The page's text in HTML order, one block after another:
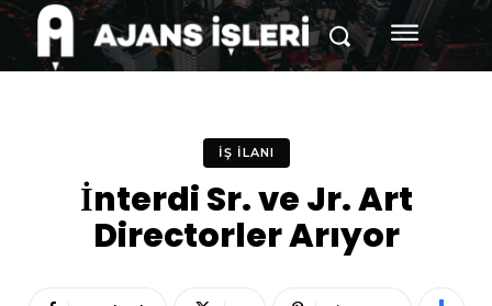
İŞ İLANI
İnterdi Sr. ve Jr. Art
Directorler Arıyor